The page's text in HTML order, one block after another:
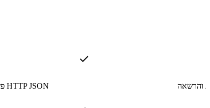
API פשוט HTTP JSON והרשאה